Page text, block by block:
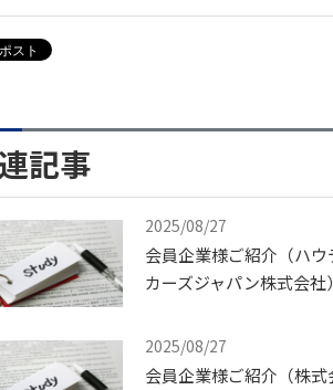
記事
2025/08/27
会員企業様ご紹介（ハウ
カーズジャパン株式会社）
2025/08/27
会員企業様ご紹介（株式